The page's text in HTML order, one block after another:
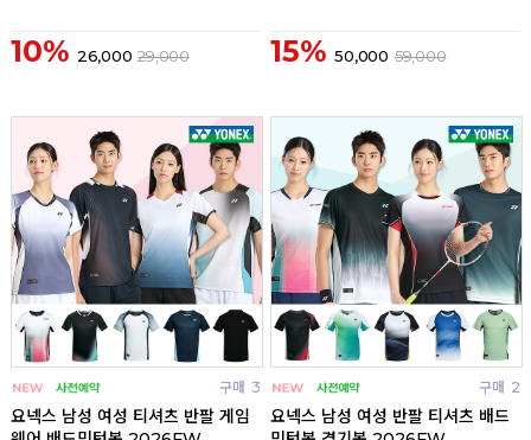
10% 26,000 29,000 15% 50,000 59,000
구매 3
요넥스 남성 여성 티셔츠 반팔 게임
구매 2
요넥스 남성 여성 반팔 티셔츠 배드